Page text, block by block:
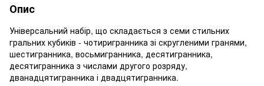
Опис
Універсальний набір, що складається з семи стильних
гральних кубиків - чотиригранника зі скругленими гранями,
шестигранника, восьмигранника, десятигранника,
десятигранника з числами другого розряду,
дванадцятигранника і двадцятигранника.